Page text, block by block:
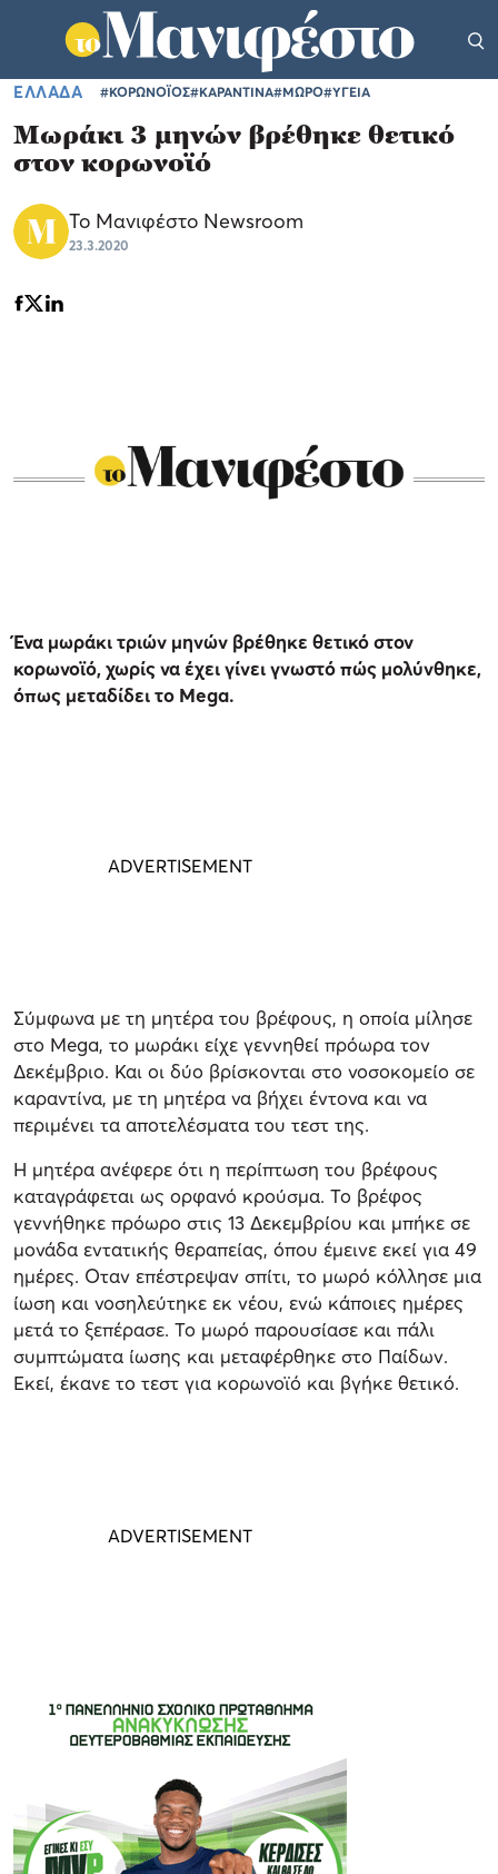
ΕΛΛΑΔΑ #ΚΟΡΩΝΟΪΟΣ#ΚΑΡΑΝΤΙΝΑ#ΜΩΡΟ#ΥΓΕΙΑ
Μωράκι 3 μηνών βρέθηκε θετικό
στον κορωνοϊό
Το Μανιφέστο Newsroom
23.3.2020
Ένα μωράκι τριών μηνών βρέθηκε θετικό στον
κορωνοϊό, χωρίς να έχει γίνει γνωστό πώς μολύνθηκε,
όπως μεταδίδει το Mega.
Σύμφωνα με τη μητέρα του βρέφους, η οποία μίλησε
στο Mega, το μωράκι είχε γεννηθεί πρόωρα τον
Δεκέμβριο. Και οι δύο βρίσκονται στο νοσοκομείο σε
καραντίνα, με τη μητέρα να βήχει έντονα και να
περιμένει τα αποτελέσματα του τεστ της.
Η μητέρα ανέφερε ότι η περίπτωση του βρέφους
καταγράφεται ως ορφανό κρούσμα. Το βρέφος
γεννήθηκε πρόωρο στις 13 Δεκεμβρίου και μπήκε σε
μονάδα εντατικής θεραπείας, όπου έμεινε εκεί για 49
ημέρες. Οταν επέστρεψαν σπίτι, το μωρό κόλλησε μια
ίωση και νοσηλεύτηκε εκ νέου, ενώ κάποιες ημέρες
μετά το ξεπέρασε. Το μωρό παρουσίασε και πάλι
συμπτώματα ίωσης και μεταφέρθηκε στο Παίδων.
Εκεί, έκανε το τεστ για κορωνοϊό και βγήκε θετικό.